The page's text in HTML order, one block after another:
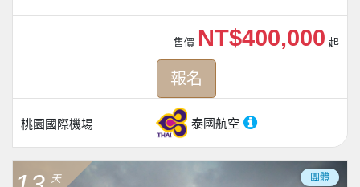
桃園國際機場 泰國航空
售價 NT$400,000 起
報名
天 團體